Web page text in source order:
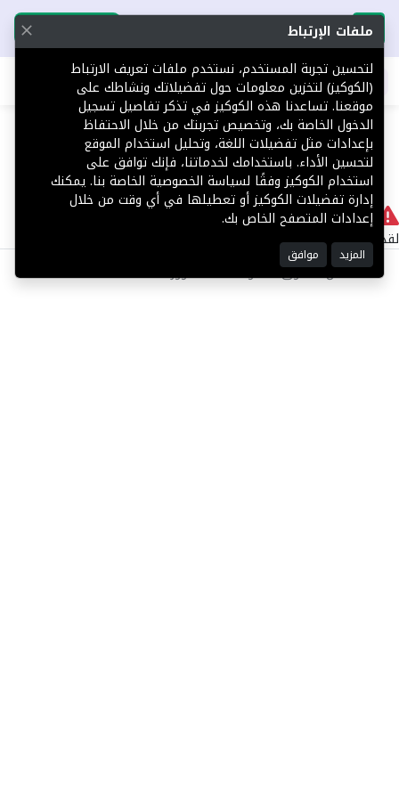
تحميل التطبيق تحميل التطبيق
اطلب عقارك
404 لا يوجد
لقد حدث خطأ داخلي أثناء معالجة طلبك.
©2025 كل الحقوق محفوظة منصة توور
ملفات الإرتباط
لتحسين تجربة المستخدم، نستخدم ملفات تعريف الارتباط
(الكوكيز) لتخزين معلومات حول تفضيلاتك ونشاطك على
موقعنا. تساعدنا هذه الكوكيز في تذكر تفاصيل تسجيل
الدخول الخاصة بك، وتخصيص تجربتك من خلال الاحتفاظ
بإعدادات مثل تفضيلات اللغة، وتحليل استخدام الموقع
لتحسين الأداء. باستخدامك لخدماتنا، فإنك توافق على
استخدام الكوكيز وفقًا لسياسة الخصوصية الخاصة بنا. يمكنك
إدارة تفضيلات الكوكيز أو تعطيلها في أي وقت من خلال
إعدادات المتصفح الخاص بك.
المزيد موافق